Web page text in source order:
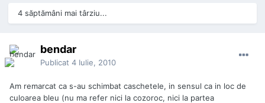
4 săptămâni mai târziu...
bendar
Publicat 4 Iulie, 2010
Am remarcat ca s-au schimbat caschetele, in sensul ca in loc de
culoarea bleu (nu ma refer nici la cozoroc, nici la partea